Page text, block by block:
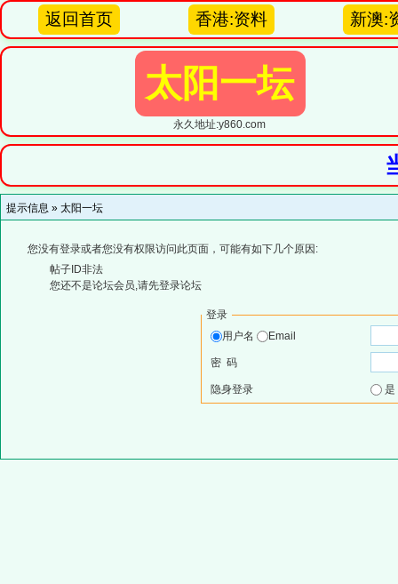
返回首页 香港:资料 新澳:
太阳一坛
永久地址:y860.com
提示信息 » 太阳一坛
您没有登录或者您没有权限访问此页面，可能有如下几个原因:
帖子ID非法
您还不是论坛会员,请先登录论坛
登录
用户名
Email
密 码
隐身登录